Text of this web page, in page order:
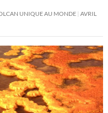
UNIQUE AU MONDE AVRIL